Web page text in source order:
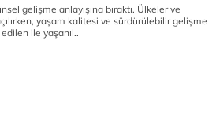
gelişme anlayışına bıraktı. Ülkeler ve
yaşam kalitesi ve sürdürülebilir gelişme
ile yaşanıl..